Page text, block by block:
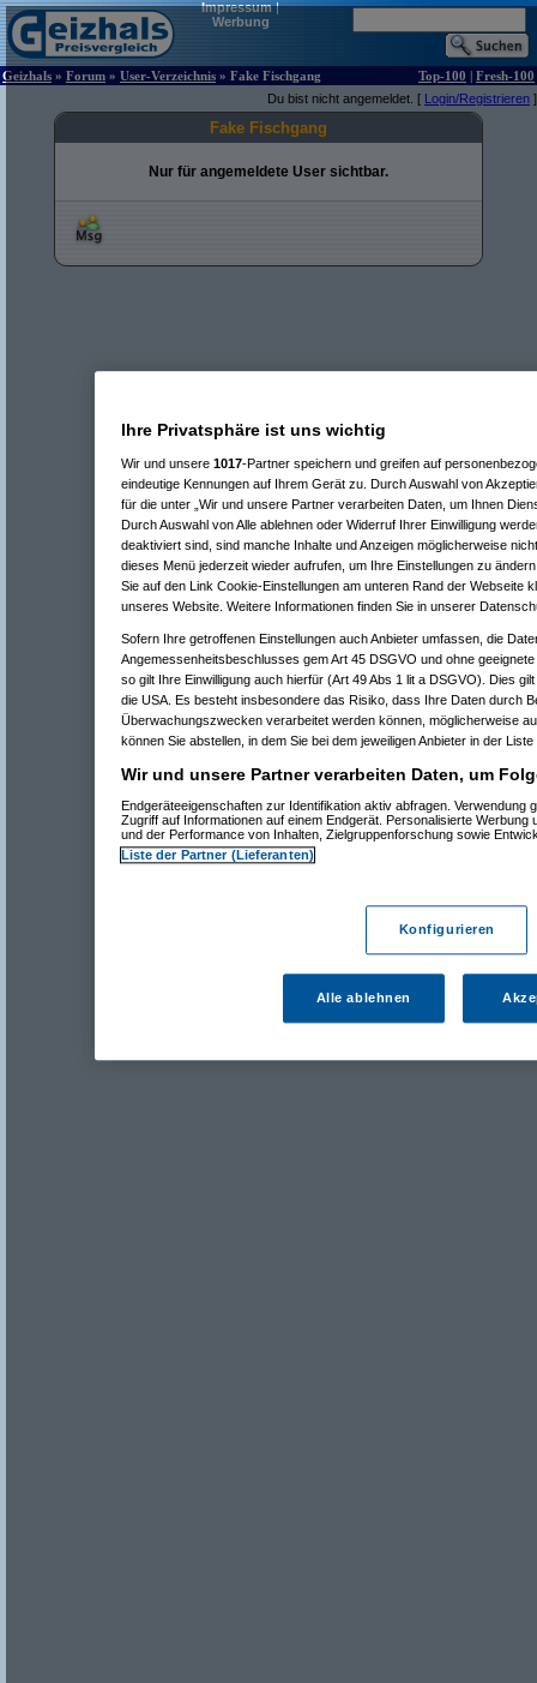
Impressum|
Werbung
Geizhals » Forum » User-Verzeichnis » Fake Fischgang Top-100 | Fresh-100
Du bist nicht angemeldet. [ Login/Registrieren ]
Fake Fischgang
Nur für angemeldete User sichtbar.
Ihre Privatsphäre ist uns wichtig
Wir und unsere 1017-Partner speichern und greifen auf
eindeutige Kennungen auf Ihrem Gerät zu. Durch Auswahl von
für die unter „Wir und unsere Partner verarbeiten Daten, um Ihnen
Durch Auswahl von Alle ablehnen oder Widerruf Ihrer Einwilligung
deaktiviert sind, sind manche Inhalte und Anzeigen möglicherweise
dieses Menü jederzeit wieder aufrufen, um Ihre Einstellungen zu
Sie auf den Link Cookie-Einstellungen am unteren Rand der Webseite
unseres Website. Weitere Informationen finden Sie in unserer
Sofern Ihre getroffenen Einstellungen auch Anbieter umfassen, die
Angemessenheitsbeschlusses gem Art 45 DSGVO und ohne
so gilt Ihre Einwilligung auch hierfür (Art 49 Abs 1 lit a DSGVO). Dies
die USA. Es besteht insbesondere das Risiko, dass Ihre Daten durch
Überwachungszwecken verarbeitet werden können, möglicherweise
können Sie abstellen, in dem Sie bei dem jeweiligen Anbieter in der
Wir und unsere Partner verarbeiten Daten, um
Endgeräteeigenschaften zur Identifikation aktiv abfragen. Verwendung
Zugriff auf Informationen auf einem Endgerät. Personalisierte Werbung
und der Performance von Inhalten, Zielgruppenforschung sowie
Liste der Partner (Lieferanten)
Konfigurieren
Alle ablehnen